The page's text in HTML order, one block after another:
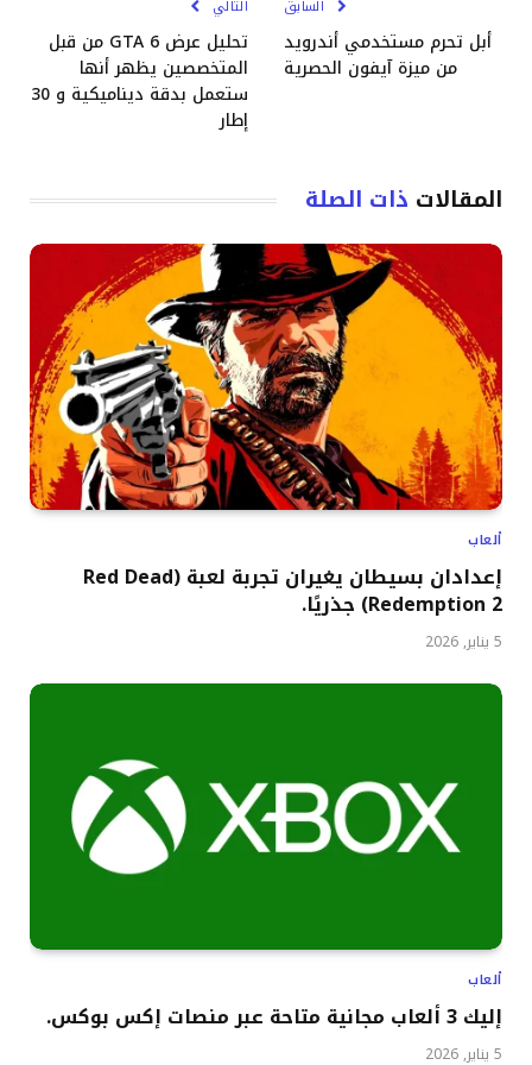
السابق
أبل تحرم مستخدمي أندرويد
من ميزة آيفون الحصرية
التالي
تحليل عرض GTA 6 من قبل
المتخصصين يظهر أنها
ستعمل بدقة ديناميكية و 30
إطار
المقالات ذات الصلة
ألعاب
إعدادان بسيطان يغيران تجربة لعبة (Red Dead
Redemption 2) جذريًا.
5 يناير, 2026
ألعاب
إليك 3 ألعاب مجانية متاحة عبر منصات إكس بوكس.
5 يناير, 2026